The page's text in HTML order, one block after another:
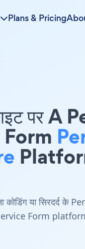
Plans & Pricing
पर A
कोडिंग या सिरदर्द के
Form